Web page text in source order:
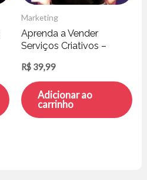
Marketing
Aprenda a Vender
Serviços Criativos –
R$ 39,99
Adicionar ao
carrinho